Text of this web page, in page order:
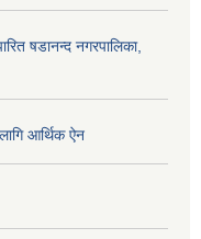
षडानन्द नगरपालिका,
आर्थिक ऐन